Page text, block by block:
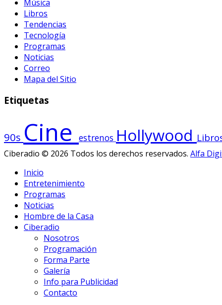
Música
Libros
Tendencias
Tecnología
Programas
Noticias
Correo
Mapa del Sitio
Etiquetas
90s Cine estrenos Hollywood
Ciberadio © 2026 Todos los derechos reservados. Alfa
Inicio
Entretenimiento
Programas
Noticias
Hombre de la Casa
Ciberadio
Nosotros
Programación
Forma Parte
Galería
Info para Publicidad
Contacto